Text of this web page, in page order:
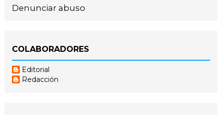
Denunciar abuso
COLABORADORES
Editorial
Redacción